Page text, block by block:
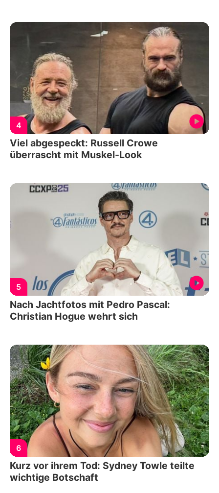
4
Viel abgespeckt: Russell Crowe
überrascht mit Muskel-Look
5
Nach Jachtfotos mit Pedro Pascal:
Christian Hogue wehrt sich
6
Kurz vor ihrem Tod: Sydney Towle teilte
wichtige Botschaft